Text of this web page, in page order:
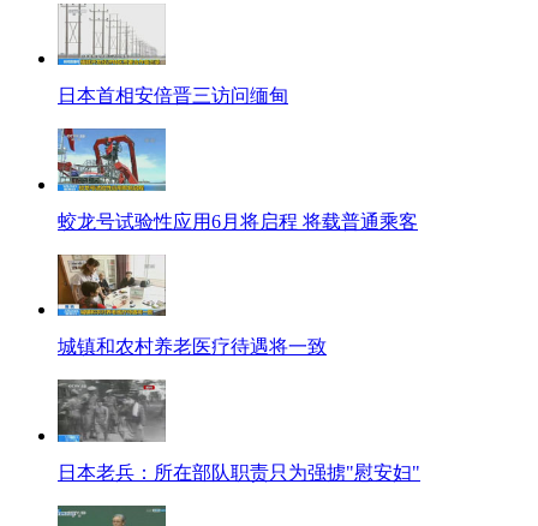
日本首相安倍晋三访问缅甸
蛟龙号试验性应用6月将启程 将载普通乘客
城镇和农村养老医疗待遇将一致
日本老兵：所在部队职责只为强掳"慰安妇"